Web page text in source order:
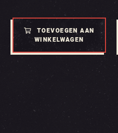
TOEVOEGEN AAN
WINKELWAGEN